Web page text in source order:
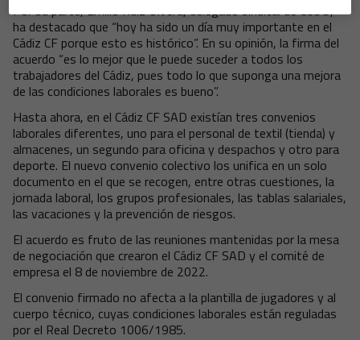
Por su parte, Emilio Ruiz Olvera, delegado sindical de CCOO,
ha destacado que “hoy ha sido un día muy importante en el
Cádiz CF porque esto es histórico”. En su opinión, la firma del
acuerdo “es lo mejor que le puede suceder a todos los
trabajadores del Cádiz, pues todo lo que suponga una mejora
de las condiciones laborales es bueno”.
Hasta ahora, en el Cádiz CF SAD existían tres convenios
laborales diferentes, uno para el personal de textil (tienda) y
almacenes, un segundo para oficina y despachos y otro para
deporte. El nuevo convenio colectivo los unifica en un solo
documento en el que se recogen, entre otras cuestiones, la
jornada laboral, los grupos profesionales, las tablas salariales,
las vacaciones y la prevención de riesgos.
El acuerdo es fruto de las reuniones mantenidas por la mesa
de negociación que crearon el Cádiz CF SAD y el comité de
empresa el 8 de noviembre de 2022.
El convenio firmado no afecta a la plantilla de jugadores y al
cuerpo técnico, cuyas condiciones laborales están reguladas
por el Real Decreto 1006/1985.